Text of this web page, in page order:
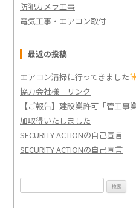
防犯カメラ工事
電気工事・エアコン取付
最近の投稿
エアコン清掃に行ってきました
協力会社様 リンク
【ご報告】建設業許可「管工事
加取得いたしました
SECURITY ACTIONの自己宣言
SECURITY ACTIONの自己宣言
検
索: